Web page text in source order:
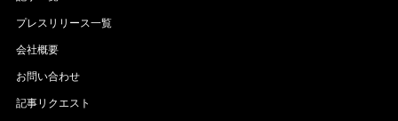
プレスリリース一覧
会社概要
お問い合わせ
記事リクエスト